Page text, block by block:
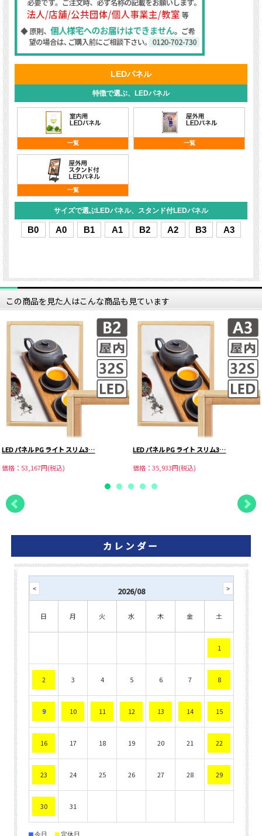
この商品を見た人はこんな商品も見ています
LED パネル PG ライト スリム3…
価格：53,167円(税込)
LED パネル PG ライト スリム3…
価格：35,933円(税込)
カレンダー